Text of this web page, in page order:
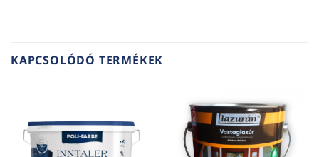
KAPCSOLÓDÓ TERMÉKEK